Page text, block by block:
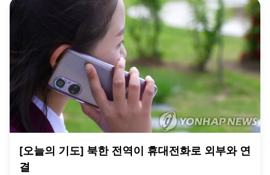
[오늘의 기도] 북한 전역이 휴대전화로 외부와 연
결